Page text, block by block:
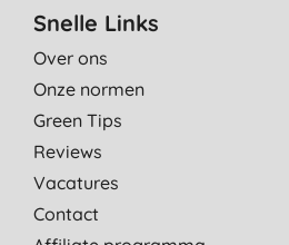
Lekkere warme geur douchegel!
Super heerlijke douchegel.
Heel fijn voor je huid. Wordt niet
Snelle Links
Over ons
Onze normen
Green Tips
Reviews
Vacatures
Contact